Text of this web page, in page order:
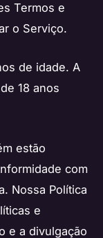
Termos e
o Serviço.
de idade. A
18 anos
estão
com
Nossa Política
e
e a divulgação